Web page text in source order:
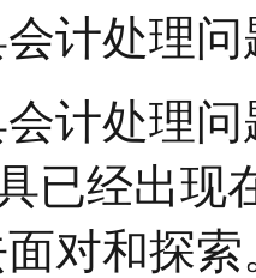
计处理
计处理
已经出现
对和探